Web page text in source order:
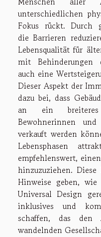
unterschiedlichen
Fokus rückt. Durch
die Barrieren
Lebensqualität für
mit Behinderungen
auch eine
Dieser Aspekt der
dazu bei, dass
an ein breiteres
Bewohnerinnen
verkauft werden
Lebensphasen
empfehlenswert,
hinzuzuziehen.
Hinweise geben,
Universal Design
inklusives und
schaffen, das den
wandelnden